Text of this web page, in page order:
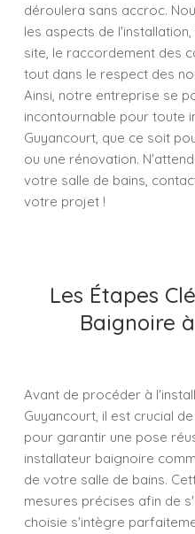
déroulera sans accroc.
les aspects de
site, le raccordement des
tout dans le respect des
Ainsi, notre entreprise se
incontournable pour toute
Guyancourt, que ce soit
ou une rénovation.
votre salle de bains,
votre projet !
Les Étapes
Baignoire
Avant de procéder à
Guyancourt, il est crucial
pour garantir une pose
installateur baignoire
de votre salle de bains.
mesures précises afin de
choisie s'intègre